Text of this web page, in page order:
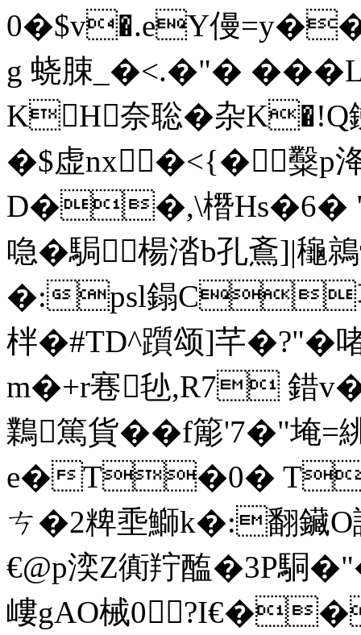
0�$v�.eY僈
g 蛲脨 _ �<.�"�
KH奈聡�杂K�!Q
�$虚nx�<{�糳p洚
D��,\橬Hs�6� "
喼�駶楊涾b孔鴍]|龝
�:psl鎉C栆
柈�#TD^躓颂]芊�?"�
m�+r寋毜,R7 錯
鸈篤貨��f簓'7�"埯=
e�T�0�
ㄘ�2粺埀鰤k�:翻鑶
€@p湙Z衠羜醢�3P
嶁gAO械